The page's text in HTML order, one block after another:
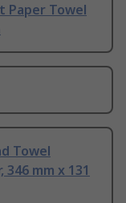
Paper Towel
Towel
mm x 131